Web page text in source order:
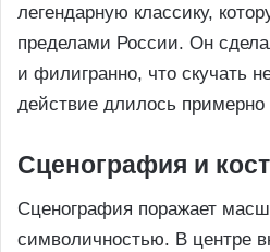
легендарную классику,
пределами России. Он
и филигранно, что скучать
действие длилось примерно
Сценография и
Сценография поражает
символичностью. В центре